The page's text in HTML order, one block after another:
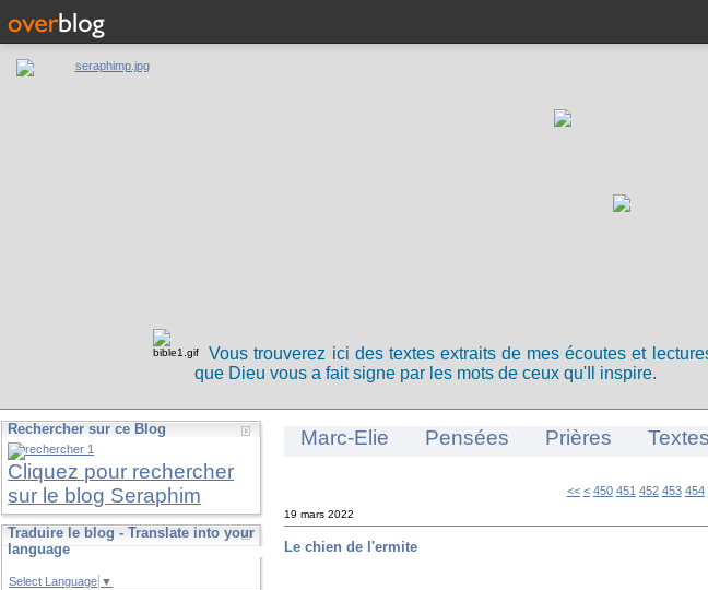
Vous trouverez ici des textes extraits de mes écoutes et
que Dieu vous a fait signe par les mots de ceux qu'Il inspire.
Rechercher sur ce Blog
Cliquez pour rechercher
sur le blog Seraphim
Traduire le blog - Translate into your
language
Select Language ▼
Marc-Elie Pensées Prières Textes
<< < 400
410
420
430
440
450 451 452 453 454
19 mars 2022
Le chien de l'ermite